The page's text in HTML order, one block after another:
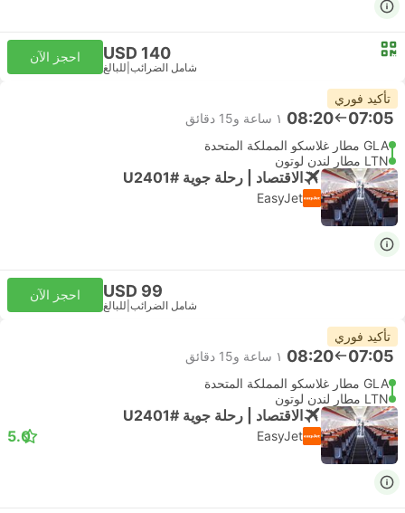
USD 140
شامل الضرائب للبالغ
احجز الآن
تأكيد فوري
07:05
08:20 ١ ساعة و‫15 دقائق
GLA مطار غلاسكو المملكة المتحدة
LTN مطار لندن لوتون
الاقتصاد | رحلة جوية #U2401
EasyJet
USD 99
شامل الضرائب للبالغ
احجز الآن
تأكيد فوري
07:05
08:20 ١ ساعة و‫15 دقائق
GLA مطار غلاسكو المملكة المتحدة
LTN مطار لندن لوتون
الاقتصاد | رحلة جوية #U2401
EasyJet
5.0